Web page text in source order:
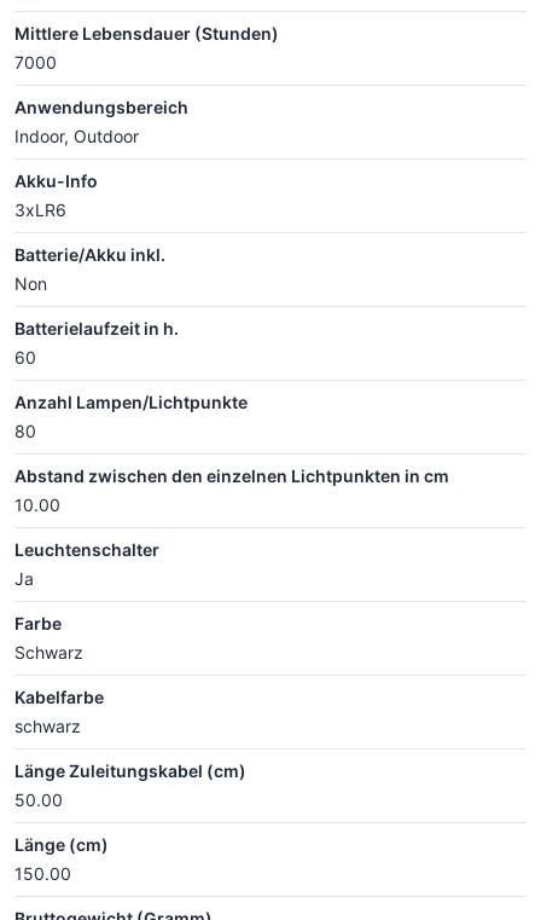
Mittlere Lebensdauer (Stunden)
7000
Anwendungsbereich
Indoor, Outdoor
Akku-Info
3xLR6
Batterie/Akku inkl.
Non
Batterielaufzeit in h.
60
Anzahl Lampen/Lichtpunkte
80
Abstand zwischen den einzelnen Lichtpunkten in cm
10.00
Leuchtenschalter
Ja
Farbe
Schwarz
Kabelfarbe
schwarz
Länge Zuleitungskabel (cm)
50.00
Länge (cm)
150.00